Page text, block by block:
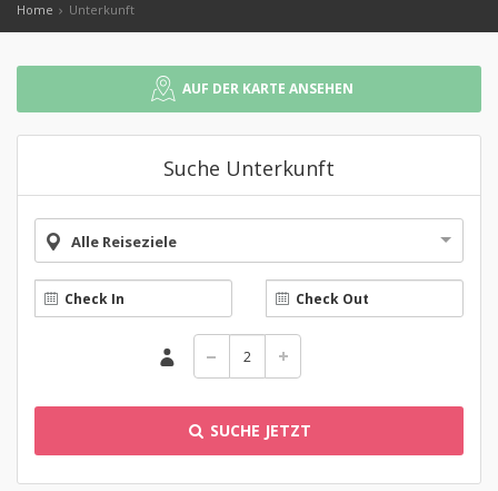
Home Unterkunft
AUF DER KARTE ANSEHEN
Suche Unterkunft
Alle Reiseziele
SUCHE JETZT